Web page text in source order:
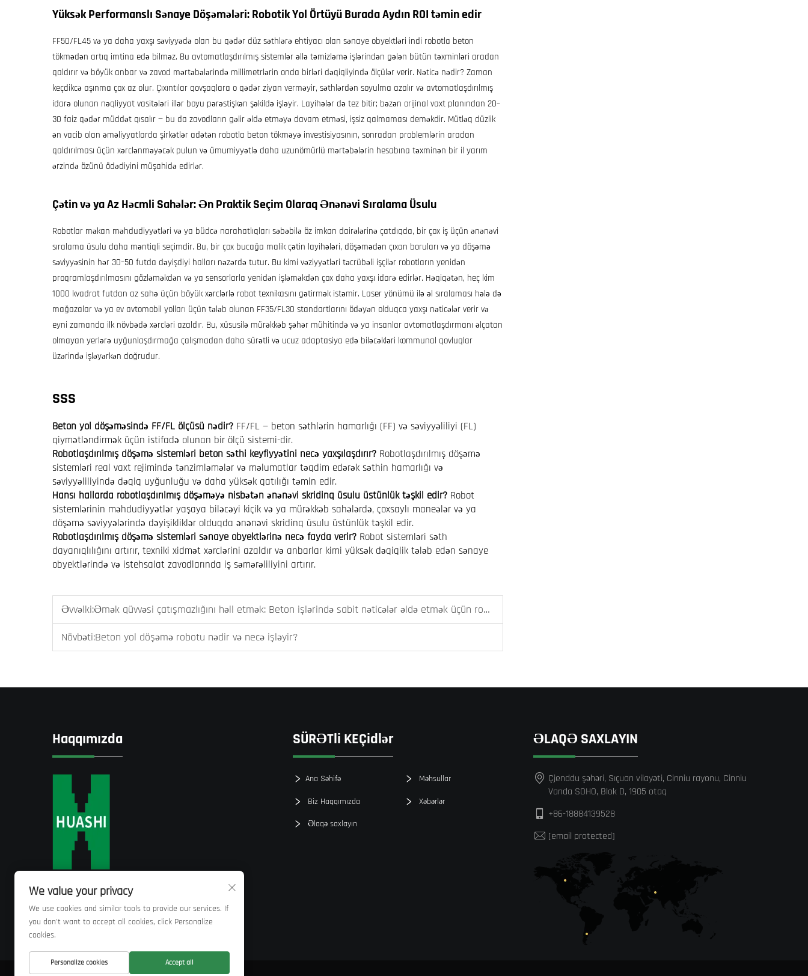
Yüksək Performanslı Sənaye Döşəmələri: Robotik Yol Örtüyü Burada Aydın ROI təmin edir
FF50/FL45 və ya daha yaxşı səviyyədə olan bu qədər düz səthlərə ehtiyacı olan sənaye obyektləri indi robotla beton
tökmədən artıq imtina edə bilməz. Bu avtomatlaşdırılmış sistemlər əllə təmizləmə işlərindən gələn bütün təxminləri aradan
qaldırır və böyük anbar və zavod mərtəbələrində millimetrlərin onda birləri dəqiqliyində ölçülər verir. Nəticə nədir? Zaman
keçdikcə aşınma çox az olur. Çıxıntılar qovşaqlara o qədər ziyan verməyir, səthlərdən soyulma azalır və avtomatlaşdırılmış
idarə olunan nəqliyyat vasitələri illər boyu pərəstişkən şəkildə işləyir. Layihələr də tez bitir; bəzən orijinal vaxt planından 20–
30 faiz qədər müddət qısalır — bu da zavodların gəlir əldə etməyə davam etməsi, işsiz qalmaması deməkdir. Mütləq düzlik
ən vacib olan əməliyyatlarda şirkətlər adətən robotla beton tökməyə investisiyasının, sonradan problemlərin aradan
qaldırılması üçün xərclənməyəcək pulun və ümumiyyətlə daha uzunömürlü mərtəbələrin hesabına təxminən bir il yarım
ərzində özünü ödədiyini müşahidə edirlər.
Çətin və ya Az Həcmli Sahələr: Ən Praktik Seçim Olaraq Ənənəvi Sıralama Üsulu
Robotlar məkan məhdudiyyətləri və ya büdcə narahatlıqları səbəbilə öz imkan dairələrinə çatdıqda, bir çox iş üçün ənənəvi
sıralama üsulu daha məntiqli seçimdir. Bu, bir çox bucağa malik çətin layihələri, döşəmədən çıxan boruları və ya döşəmə
səviyyəsinin hər 30–50 futda dəyişdiyi halları nəzərdə tutur. Bu kimi vəziyyətləri təcrübəli işçilər robotların yenidən
proqramlaşdırılmasını gözləməkdən və ya sensorlarla yenidən işləməkdən çox daha yaxşı idarə edirlər. Həqiqətən, heç kim
1000 kvadrat futdan az sahə üçün böyük xərclərlə robot texnikasını gətirmək istəmir. Laser yönümü ilə əl sıralaması hələ də
mağazalar və ya ev avtomobil yolları üçün tələb olunan FF35/FL30 standartlarını ödəyən olduqca yaxşı nəticələr verir və
eyni zamanda ilk növbədə xərcləri azaldır. Bu, xüsusilə mürəkkəb şəhər mühitində və ya insanlar avtomatlaşdırmanı əlçatan
olmayan yerlərə uyğunlaşdırmağa çalışmadan daha sürətli və ucuz adaptasiya edə biləcəkləri kommunal qovluqlar
üzərində işləyərkən doğrudur.
SSS
Beton yol döşəməsində FF/FL ölçüsü nədir? FF/FL — beton səthlərin hamarlığı (FF) və səviyyəliliyi (FL)
qiymətləndirmək üçün istifadə olunan bir ölçü sistemi-dir.
Robotlaşdırılmış döşəmə sistemləri beton səthi keyfiyyətini necə yaxşılaşdırır? Robotlaşdırılmış döşəmə
sistemləri real vaxt rejimində tənzimləmələr və məlumatlar təqdim edərək səthin hamarlığı və
səviyyəliliyində dəqiq uyğunluğu və daha yüksək qatılığı təmin edir.
Hansı hallarda robotlaşdırılmış döşəməyə nisbətən ənənəvi skridinq üsulu üstünlük təşkil edir? Robot
sistemlərinin məhdudiyyətlər yaşaya biləcəyi kiçik və ya mürəkkəb sahələrdə, çoxsaylı maneələr və ya
döşəmə səviyyələrində dəyişikliklər olduqda ənənəvi skridinq üsulu üstünlük təşkil edir.
Robotlaşdırılmış döşəmə sistemləri sənaye obyektlərinə necə fayda verir? Robot sistemləri səth
dayanıqlılığını artırır, texniki xidmət xərclərini azaldır və anbarlar kimi yüksək dəqiqlik tələb edən sənaye
obyektlərində və istehsalat zavodlarında iş səmərəliliyini artırır.
Əvvəlki:Əmək qüvvəsi çatışmazlığını həll etmək: Beton işlərində sabit nəticələr əldə etmək üçün robototexnikadan istifadə
Növbəti:Beton yol döşəmə robotu nədir və necə işləyir?
Haqqımızda SÜRƏTli KEÇidlər
Ana Səhifə Məhsullar
Biz Haqqımızda Xəbərlər
Əlaqə saxlayın
ƏLAQƏ SAXLAYIN
Çjenddu şəhəri, Sıçuan vilayəti, Cinniu rayonu, Cinniu
Vanda SOHO, Blok D, 1905 otaq
+86-18884139528
[email protected]
We value your privacy
We use cookies and similar tools to provide our services. If
you don't want to accept all cookies, click Personalize
cookies.
Personalize cookies Accept all